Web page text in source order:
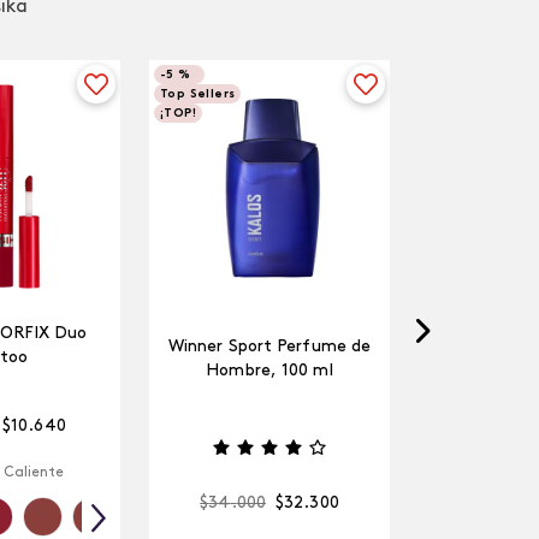
Duo
$10 .640
Caliente
-5 %
Top Sellers
¡TOP!
Winner Sport Perfume de
Hombre, 100 ml
$34.000 $32 .300